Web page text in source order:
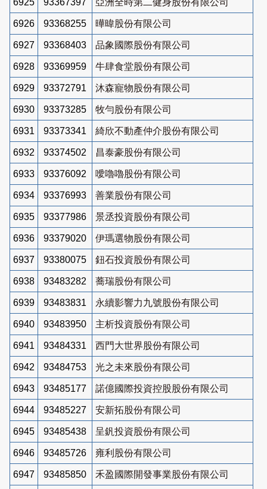
6926 93368255 曄暐股份有限公司
6927 93368403 品象國際股份有限公司
6928 93369959 牛肆食堂股份有限公司
6929 93372791 沐森寵物股份有限公司
6930 93373285 牧勻股份有限公司
6931 93373341 綺欣不動產仲介股份有限公司
6932 93374502 昌泰豪股份有限公司
6933 93376092 噯嚕嚕股份有限公司
6934 93376993 善業股份有限公司
6935 93377986 景丞投資股份有限公司
6936 93379020 伊瑪選物股份有限公司
6937 93380075 鈕石投資股份有限公司
6938 93483282 蕎瑞股份有限公司
6939 93483831 永續影響力九號股份有限公司
6940 93483950 主析投資股份有限公司
6941 93484331 西門大世界股份有限公司
6942 93484753 光之未來股份有限公司
6943 93485177 諾億國際投資控股股份有限公司
6944 93485227 安新拓股份有限公司
6945 93485438 呈釩投資股份有限公司
6946 93485726 雍利股份有限公司
6947 93485850 禾盈國際開發事業股份有限公司